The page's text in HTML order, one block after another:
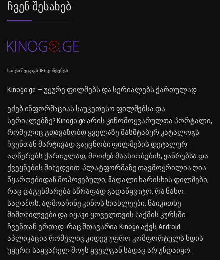
Ჩვენ Შესახებ
საიტი შეიცავს 18+ კონტენტს
Kinogo.ge — უყურე ფილმებს და სერიალებს ქართულად.
ეძებ ინფორმაციას საუკეთესო ფილმებსა და
სერიალებზე? Kinogo.ge არის კინომოყვარულთა პორტალი,
რომელიც გთავაზობთ ყველაზე მასშტაბურ კატალოგს.
ჩვენთან მარტივად გაეცნობი ფილმების დეტალურ
აღწერებს ქართულად, მოიძებ მსახიობების, ჟანრებსა და
ქვეყნების მიხედვით. პლატფორმაზე თავმოყრილია ღია
წყაროებიდან მოპოვებული, მაღალი ხარისხის ფილმები,
რაც დაგეხმარება სწრაფად გადაწყვიტო, რა ნახო
საღამოს. აღმოაჩინე კინოს სიახლეები, წაიკითხე
მიმოხილვები და იყავი ყოველთვის საქმის კურსში
ჩვენთან ერთად. რაც მთავარია Kinogo აქვს Android
აპლიკაცია რომელიც კიდევ უფრო კომფორტულს ხდის
უყურო საყვარელ შოუს ყველგან სადაც არ უნდაიყო.